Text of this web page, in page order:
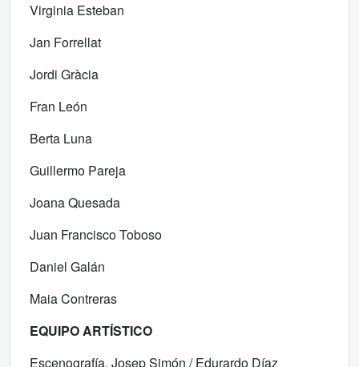
Virginia Esteban
Jan Forrellat
Jordi Gràcia
Fran León
Berta Luna
Guillermo Pareja
Joana Quesada
Juan Francisco Toboso
Daniel Galán
Maia Contreras
EQUIPO ARTÍSTICO
Escenografía. Josep Simón / Edurardo Díaz